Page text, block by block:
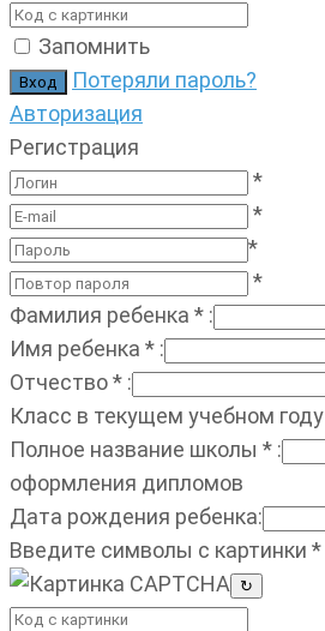
Запомнить
Потеряли пароль?
Авторизация
Регистрация
*
*
*
*
Фамилия ребенка * :
Имя ребенка * :
Отчество* :
Класс в текущем учебном году
Полное название школы * :
оформления дипломов
Дата рождения ребенка:
Введите символы с картинки *
↻